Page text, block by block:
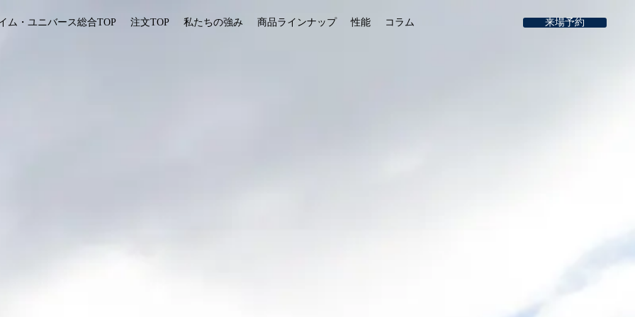
ム・ユニバース総合TOP 注文TOP 私たちの強み 商品ラインナップ 性能 コラム 来場予約